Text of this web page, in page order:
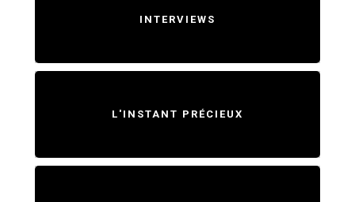
INTERVIEWS
L'INSTANT PRÉCIEUX